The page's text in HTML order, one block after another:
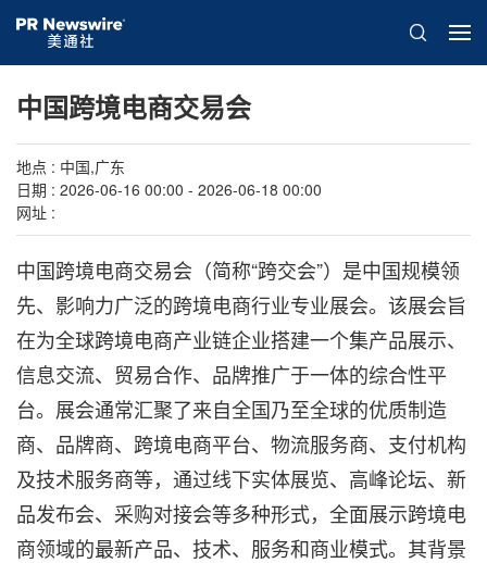
中国跨境电商交易会
地点 : 中国,广东
日期 : 2026-06-16 00:00 - 2026-06-18 00:00
网址 :
中国跨境电商交易会（简称“跨交会”）是中国规模领
先、影响力广泛的跨境电商行业专业展会。该展会旨
在为全球跨境电商产业链企业搭建一个集产品展示、
信息交流、贸易合作、品牌推广于一体的综合性平
台。展会通常汇聚了来自全国乃至全球的优质制造
商、品牌商、跨境电商平台、物流服务商、支付机构
及技术服务商等，通过线下实体展览、高峰论坛、新
品发布会、采购对接会等多种形式，全面展示跨境电
商领域的最新产品、技术、服务和商业模式。其背景